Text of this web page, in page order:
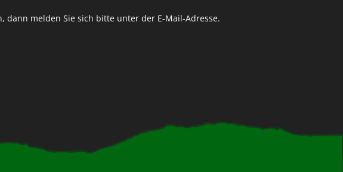
dann melden Sie sich bitte unter der E-Mail-Adresse.